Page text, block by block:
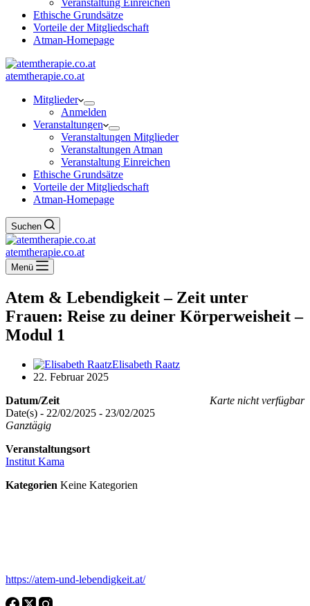
Veranstaltung Einreichen
Ethische Grundsätze
Vorteile der Mitgliedschaft
Atman-Homepage
atemtherapie.co.at
Mitglieder
Anmelden
Veranstaltungen
Veranstaltungen Mitglieder
Veranstaltungen Atman
Veranstaltung Einreichen
Ethische Grundsätze
Vorteile der Mitgliedschaft
Atman-Homepage
Suchen
atemtherapie.co.at
Menü
Atem & Lebendigkeit – Zeit unter
Frauen: Reise zu deiner Körperweisheit –
Modul 1
Elisabeth Raatz
22. Februar 2025
Karte nicht verfügbar
Datum/Zeit
Date(s) - 22/02/2025 - 23/02/2025
Ganztägig
Veranstaltungsort
Institut Kama
Kategorien Keine Kategorien
https://atem-und-lebendigkeit.at/